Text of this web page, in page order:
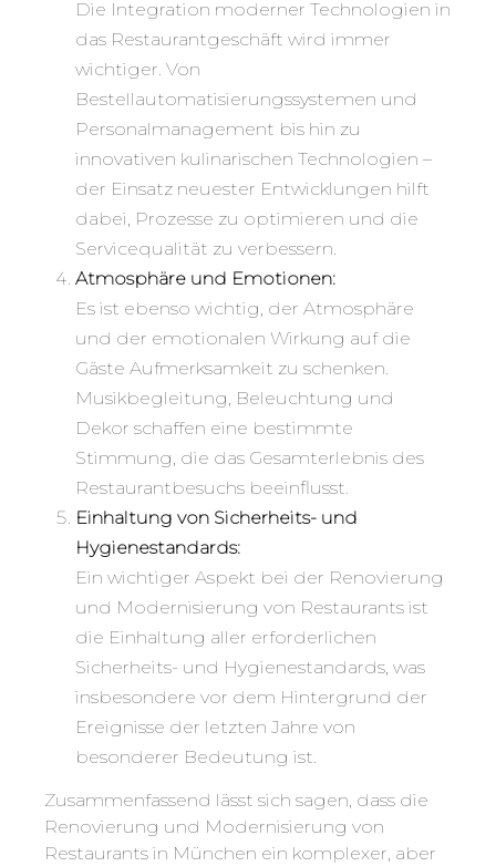
Die Integration moderner Technologien in
das Restaurantgeschäft wird immer
wichtiger. Von
Bestellautomatisierungssystemen und
Personalmanagement bis hin zu
innovativen kulinarischen Technologien –
der Einsatz neuester Entwicklungen hilft
dabei, Prozesse zu optimieren und die
Servicequalität zu verbessern.
Atmosphäre und Emotionen:
Es ist ebenso wichtig, der Atmosphäre
und der emotionalen Wirkung auf die
Gäste Aufmerksamkeit zu schenken.
Musikbegleitung, Beleuchtung und
Dekor schaffen eine bestimmte
Stimmung, die das Gesamterlebnis des
Restaurantbesuchs beeinflusst.
Einhaltung von Sicherheits- und
Hygienestandards:
Ein wichtiger Aspekt bei der Renovierung
und Modernisierung von Restaurants ist
die Einhaltung aller erforderlichen
Sicherheits- und Hygienestandards, was
insbesondere vor dem Hintergrund der
Ereignisse der letzten Jahre von
besonderer Bedeutung ist.
Zusammenfassend lässt sich sagen, dass die
Renovierung und Modernisierung von
Restaurants in München ein komplexer, aber